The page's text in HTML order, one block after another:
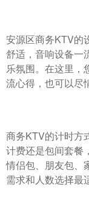
安源区商务KTV的
舒适，音响设备一
乐氛围。在这里，
流心得，也可以尽
商务KTV的计时方
计费还是包间套餐
情侣包、朋友包、
需求和人数选择最